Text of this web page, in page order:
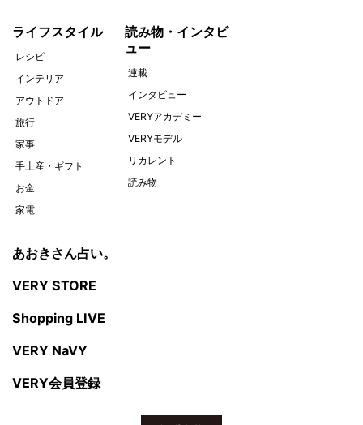
ライフスタイル
レシピ
インテリア
アウトドア
旅行
家事
手土産・ギフト
お金
家電
読み物・インタビ
ュー
連載
インタビュー
VERYアカデミー
VERYモデル
リカレント
読み物
あおきさん占い。
VERY STORE
Shopping LIVE
VERY NaVY
VERY会員登録